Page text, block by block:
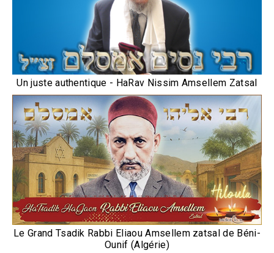
Un juste authentique - HaRav Nissim Amsellem Zatsal
Le Grand Tsadik Rabbi Eliaou Amsellem zatsal de Béni-
Ounif (Algérie)